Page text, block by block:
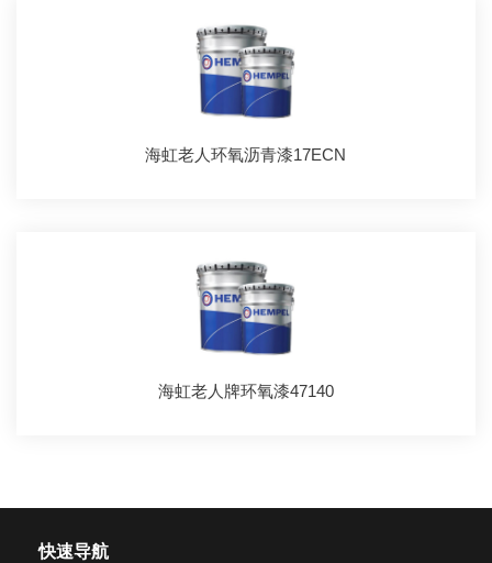
海虹老人环氧沥青漆17ECN
海虹老人牌环氧漆47140
快速导航